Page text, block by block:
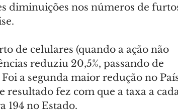
diminuições nos números de
de celulares (quando a ação não
reduziu 20,5%, passando de
a segunda maior redução no
resultado fez com que a taxa a
194 no Estado.